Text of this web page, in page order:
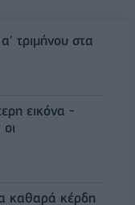
τριμήνου στα
εικόνα -
καθαρά κέρδη